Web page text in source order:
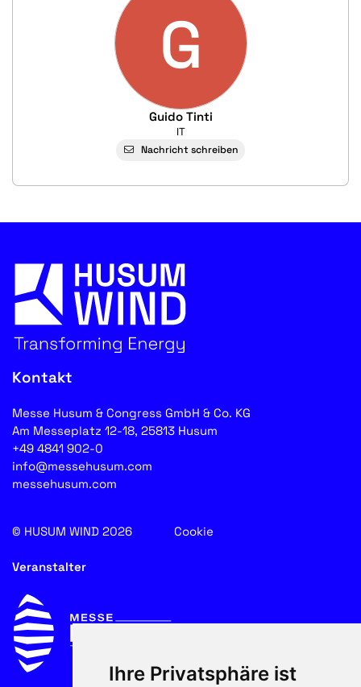
Ihre Privatsphäre ist
G
Guido Tinti
IT
Nachricht schreiben
Kontakt
Messe Husum & Congress GmbH & Co. KG
Am Messeplatz 12-18, 25813 Husum
+49 4841 902-0
info@messehusum.com
messehusum.com
© HUSUM WIND 2026 Cookie
Veranstalter